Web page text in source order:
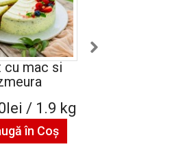
cu mac si
/ 1.9 kg
în Coş